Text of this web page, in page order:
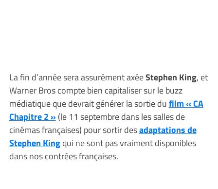
La fin d’année sera assurément axéeStephen King, et
Warner Bros compte bien capitaliser sur le buzz
médiatique que devrait générer la sortie dufilm « CA
Chapitre 2 »(le 11 septembre dans les salles de
cinémas françaises) pour sortir desadaptations de
Stephen Kingqui ne sont pas vraiment disponibles
dans nos contrées françaises.